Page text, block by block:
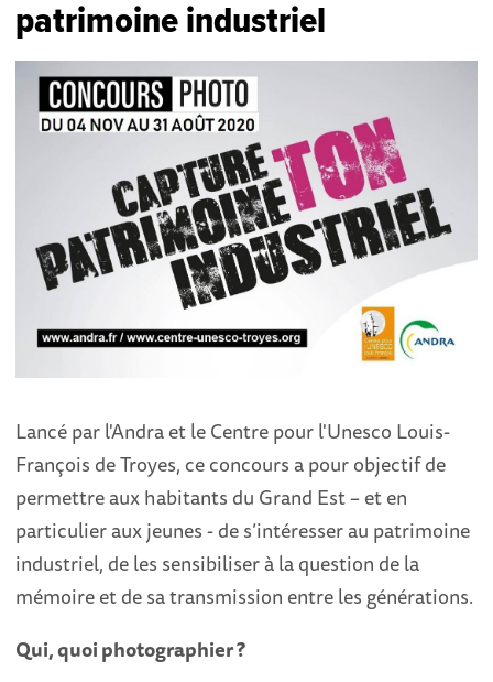
patrimoine industriel
Lancé par l'Andra et le Centre pour l'Unesco Louis-
François de Troyes, ce concours a pour objectif de
permettre aux habitants du Grand Est – et en
particulier aux jeunes - de s’intéresser au patrimoine
industriel, de les sensibiliser à la question de la
mémoire et de sa transmission entre les générations.
Qui, quoi photographier ?